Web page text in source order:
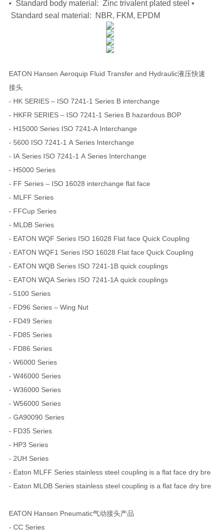
• Standard body material: Zinc trivalent plated steel •
Standard seal material: NBR, FKM, EPDM
EATON Hansen Aeroquip Fluid Transfer and Hydraulic液压快速
接头
- HK SERIES – ISO 7241-1 Series B interchange
- HKFR SERIES – ISO 7241-1 Series B hazardous BOP
- H15000 Series ISO 7241-A Interchange
- 5600 ISO 7241-1 A Series Interchange
- IA Series ISO 7241-1 A Series Interchange
- H5000 Series
- FF Series – ISO 16028 interchange flat face
- MLFF Series
- FFCup Series
- MLDB Series
- EATON WQF Series ISO 16028 Flat face Quick Coupling
- EATON WQF1 Series ISO 16028 Flat face Quick Coupling
- EATON WQB Series ISO 7241-1B quick couplings
- EATON WQA Series ISO 7241-1A quick couplings
- 5100 Series
- FD96 Series – Wing Nut
- FD49 Series
- FD85 Series
- FD86 Series
- W6000 Series
- W46000 Series
- W36000 Series
- W56000 Series
- GA90090 Series
- FD35 Series
- HP3 Series
- 2UH Series
- Eaton MLFF Series stainless steel coupling is a flat face dry
- Eaton MLDB Series stainless steel coupling is a flat face dry
EATON Hansen Pneumatic气动接头产品
- CC Series